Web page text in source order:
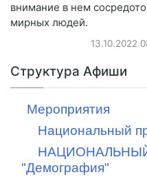
внимание в нем
мирных людей.
13.10.2022
Структура Афиши
Мероприятия
Национальный
"Демография"